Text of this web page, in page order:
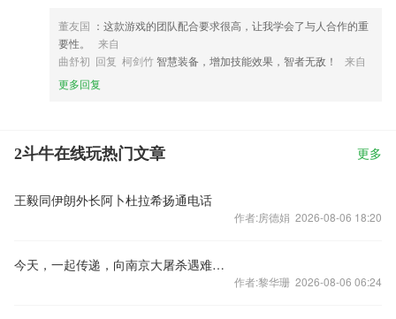
董友国 ：这款游戏的团队配合要求很高，让我学会了与人合作的重
要性。
来自
曲舒初 回复 柯剑竹智慧装备，增加技能效果，智者无敌！
来自
更多回复
2斗牛在线玩热门文章 更多
王毅同伊朗外长阿卜杜拉希扬通电话
作者:房德娟 2026-08-06 18:20
今天，一起传递，向南京大屠杀遇难同胞致哀！
作者:黎华珊 2026-08-06 06:24